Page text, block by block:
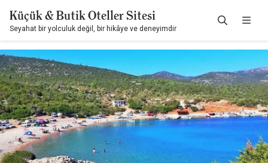
Küçük & Butik Oteller Sitesi
Seyahat bir yolculuk değil, bir hikâye ve deneyimdir